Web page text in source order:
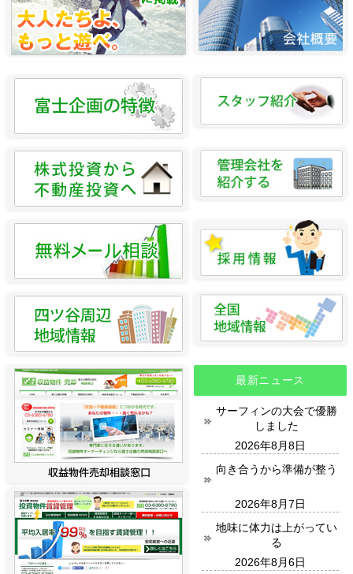
最新ニュース
サーフィンの大会で優勝
しました
2026年8月8日
向き合うから準備が整う
2026年8月7日
地味に体力は上がってい
る
2026年8月6日